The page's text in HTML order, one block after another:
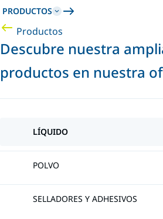
PRODUCTOS
Productos
Descubre nuestra
productos en nuestra
LÍQUIDO
POLVO
SELLADORES Y ADHESIVOS